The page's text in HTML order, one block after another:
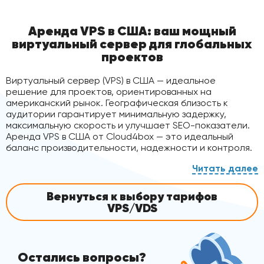
специализированные серверы для ИИ,
чтобы сократить время вычислений в
Аренда VPS в США: ваш мощный
виртуальный сервер для глобальных
проектов
Виртуальный сервер (VPS) в США — идеальное
решение для проектов, ориентированных на
американский рынок. Географическая близость к
аудитории гарантирует минимальную задержку,
максимальную скорость и улучшает SEO-показатели.
Аренда VPS в США от Cloud4box — это идеальный
баланс производительности, надежности и контроля.
Производительность и надёжность
Наши VPS-серверы работают на высокоскоростных
NVMe-дисках, объединенных в массив RAID 10 для
дополнительной надёжности и защиты данных. Мы
используем виртуализацию KVM, которая
Вернуться к выбору тарифов
VPS/VDS
Остались вопросы?